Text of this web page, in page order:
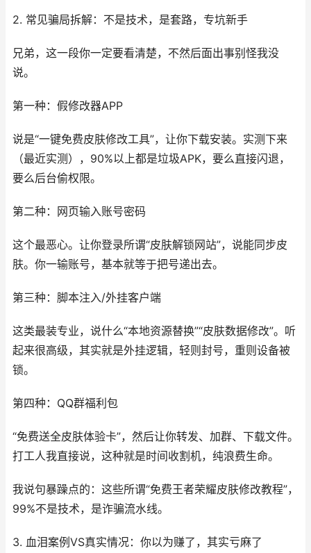
2. 常见骗局拆解：不是技术，是套路，专坑新手
兄弟，这一段你一定要看清楚，不然后面出事别怪我没
说。
第一种：假修改器APP
说是“一键免费皮肤修改工具”，让你下载安装。实测下来
（最近实测），90%以上都是垃圾APK，要么直接闪退，
要么后台偷权限。
第二种：网页输入账号密码
这个最恶心。让你登录所谓“皮肤解锁网站”，说能同步皮
肤。你一输账号，基本就等于把号递出去。
第三种：脚本注入/外挂客户端
这类最装专业，说什么“本地资源替换”“皮肤数据修改”。听
起来很高级，其实就是外挂逻辑，轻则封号，重则设备被
锁。
第四种：QQ群福利包
“免费送全皮肤体验卡”，然后让你转发、加群、下载文件。
打工人我直接说，这种就是时间收割机，纯浪费生命。
我说句暴躁点的：这些所谓“免费王者荣耀皮肤修改教程”，
99%不是技术，是诈骗流水线。
3. 血泪案例VS真实情况：你以为赚了，其实亏麻了